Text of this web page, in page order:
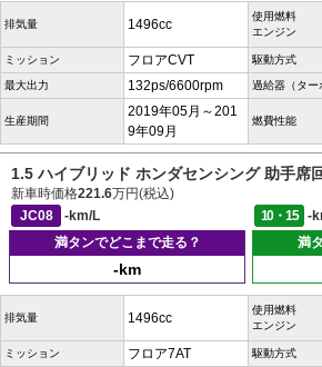
排気量 1496cc
使用燃料
エンジン
ミッション フロアCVT 駆動方式
最大出力 132ps/6600rpm 過給器（ター
生産期間
2019年05月～201
9年09月
燃費性能
1.5 ハイブリッド ホンダセンシング 助手席
新車時価格221.6万円(税込)
JC08
-km/L 10・15
-
満タンでどこまで走る？
-km
満
排気量 1496cc
使用燃料
エンジン
ミッション フロア7AT 駆動方式